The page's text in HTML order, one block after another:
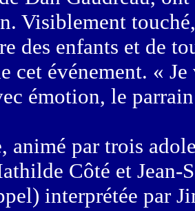
Visiblement
des enfants et de
cet événement. «
émotion, le
animé par trois
Côté et Jean-
interprétée par